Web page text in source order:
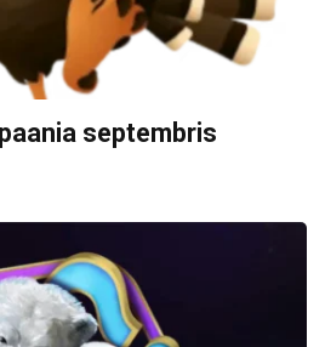
septembris